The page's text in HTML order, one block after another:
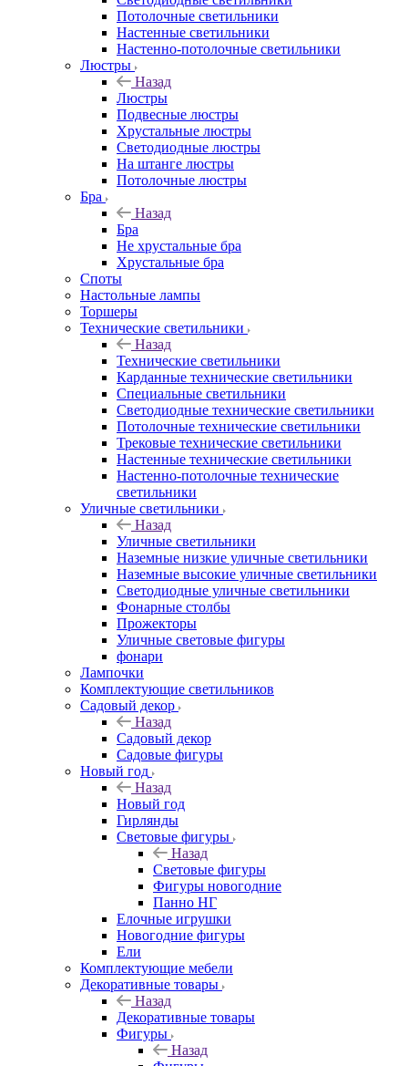
Потолочные светильники
Настенные светильники
Настенно-потолочные светильники
Люстры
Назад
Люстры
Подвесные люстры
Хрустальные люстры
Светодиодные люстры
На штанге люстры
Потолочные люстры
Бра
Назад
Бра
Не хрустальные бра
Хрустальные бра
Споты
Настольные лампы
Торшеры
Технические светильники
Назад
Технические светильники
Карданные технические светильники
Специальные светильники
Светодиодные технические светильники
Потолочные технические светильники
Трековые технические светильники
Настенные технические светильники
Настенно-потолочные технические
светильники
Уличные светильники
Назад
Уличные светильники
Наземные низкие уличные светильники
Наземные высокие уличные светильники
Светодиодные уличные светильники
Фонарные столбы
Прожекторы
Уличные световые фигуры
фонари
Лампочки
Комплектующие светильников
Садовый декор
Назад
Садовый декор
Садовые фигуры
Новый год
Назад
Новый год
Гирлянды
Световые фигуры
Назад
Световые фигуры
Фигуры новогодние
Панно НГ
Елочные игрушки
Новогодние фигуры
Ели
Комплектующие мебели
Декоративные товары
Назад
Декоративные товары
Фигуры
Назад